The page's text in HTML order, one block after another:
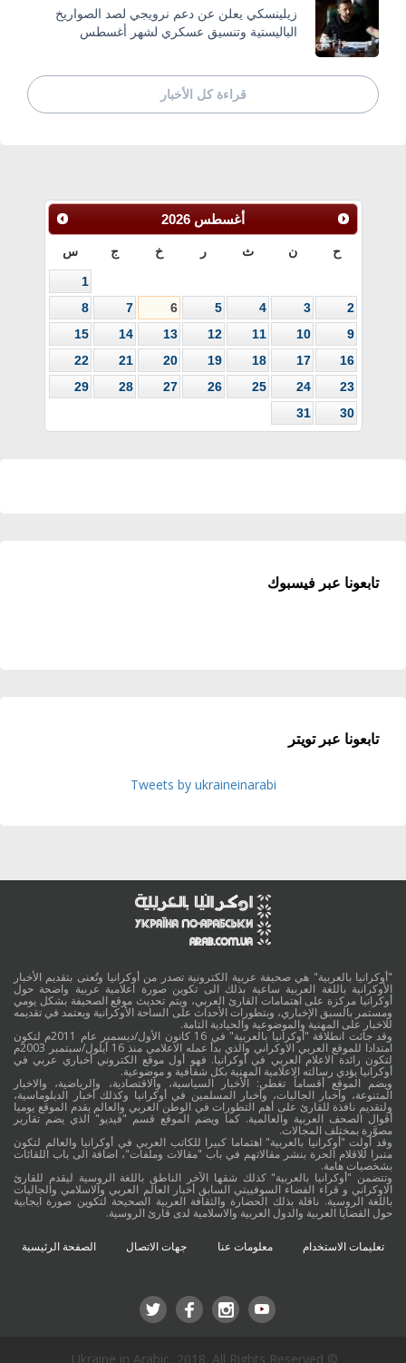
زيلينسكي يعلن عن دعم نرويجي لصد الصواريخ
الباليستية وتنسيق عسكري لشهر أغسطس
قراءة كل الأخبار
أغسطس 2026
ح ن ث ر خ ج س
1
2
3
4
5
6
7
8
9
10
11
12
13
14
15
16
17
18
19
20
21
22
23
24
25
26
27
28
29
30
31
تابعونا عبر فيسبوك
تابعونا عبر تويتر
Tweets by ukraineinarabi
"أوكرانيا بالعربية" هي صحيفة عربية الكترونية تصدر من أوكرانيا وتُعنى بتقديم الأخبار
الأوكرانية باللغة العربية ساعية بذلك الى تكوين صورة اعلامية عربية واضحة حول
أوكرانيا مركزة على اهتمامات القارئ العربي، ويتم تحديث موقع الصحيفة بشكل يومي
ومستمر بالسبق الإخباري، وبتطورات الأحداث على الساحة الأوكرانية ويعتمد في تقديمه
للاخبار على المهنية والموضوعية والحيادية التامة.
وقد جائت انطلاقة "أوكرانيا بالعربية" في 16 كانون الأول/ديسمبر عام 2011م لتكون
امتدادا للموقع العربي الاوكراني والذي بدأ عمله الاعلامي منذ 16 أيلول/سبتمبر 2003م
لتكون رائدة الاعلام العربي في أوكرانيا. فهو أول موقع الكتروني أخباري عربي في
أوكرانيا يؤدي رسالته الاعلامية المهنية بكل شفافية و موضوعية.
ويضم الموقع أقساماً تغطي: الأخبار السياسية، والاقتصادية، والرياضية، والاخبار
المتنوعة، وأخبار الجاليات، وأخبار المسلمين في أوكرانيا وكذلك أخبار الدبلوماسية،
ولتقديم نافذة للقارئ على أهم التطورات في الوطن العربي والعالم يقدم الموقع يوميا
أقوال الصحف العربية والعالمية. كما ويضم الموقع قسم "فيديو" الذي يضم تقارير
مصوَّرة بمختلف المجالات.
وقد أولت "أوكرانيا بالعربية" اهتماما كبيرا للكاتب العربي في أوكرانيا والعالم لتكون
منبرا للاقلام الحرة بنشر مقالاتهم في باب "مقالات وملفات"، اضافة الى باب اللقائات
بشخصيات هامة.
وتتضمن "أوكرانيا بالعربية" كذلك شقها الآخر الناطق باللغة الروسية ليقدم للقارئ
الاوكراني و قراء الفضاء السوفييتي السابق أخبار العالم العربي والاسلامي والجاليات
باللغة الروسية. ناقلة بذلك الحضارة والثقافة العربية الصحيحة لتكوين صورة ايجابية
حول القضايا العربية والدول العربية والاسلامية لدى قارئ الروسية.
تعليمات الاستخدام معلومات عنا جهات الاتصال الصفحة الرئيسية
© Ukraine in Arabic, 2018. All Rights Reserved.